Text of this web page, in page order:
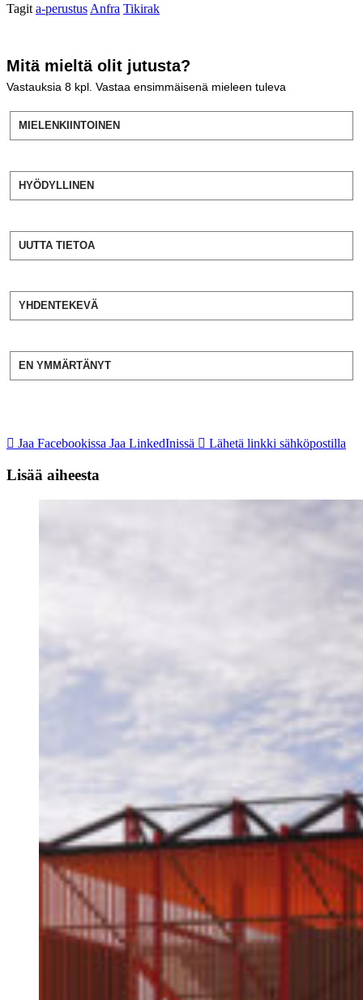
Tagit a-perustus Anfra Tikirak
Mitä mieltä olit jutusta?
Vastauksia 8 kpl. Vastaa ensimmäisenä mieleen tuleva
MIELENKIINTOINEN
HYÖDYLLINEN
UUTTA TIETOA
YHDENTEKEVÄ
EN YMMÄRTÄNYT
Jaa Facebookissa Jaa LinkedInissä Lähetä linkki sähköpostilla
Lisää aiheesta